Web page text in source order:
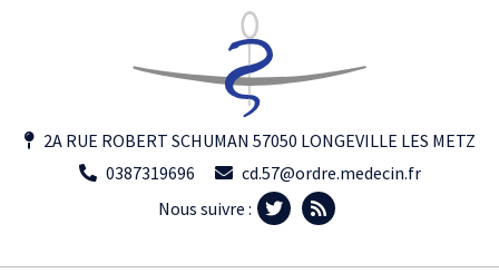
2A RUE ROBERT SCHUMAN 57050 LONGEVILLE LES METZ
0387319696
cd.57@ordre.medecin.fr
Nous suivre :